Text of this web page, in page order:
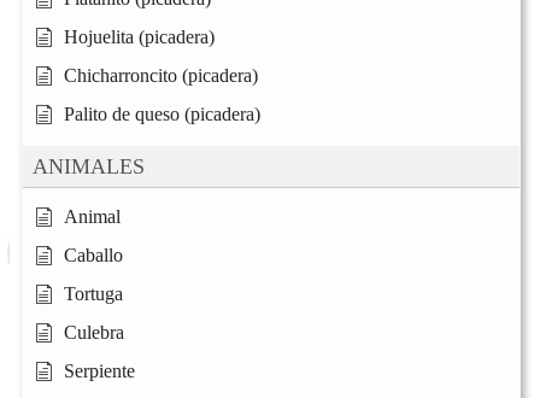
Hojuelita (picadera)
Chicharroncito (picadera)
Palito de queso (picadera)
ANIMALES
Animal
Caballo
Tortuga
Culebra
Serpiente